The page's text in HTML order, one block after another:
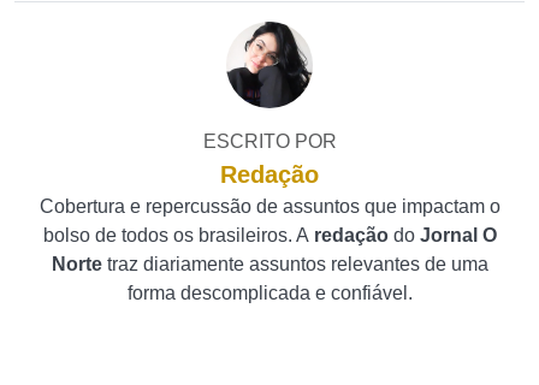
ESCRITO POR
Redação
Cobertura e repercussão de assuntos que impactam o
bolso de todos os brasileiros. A redação do Jornal O
Norte traz diariamente assuntos relevantes de uma
forma descomplicada e confiável.